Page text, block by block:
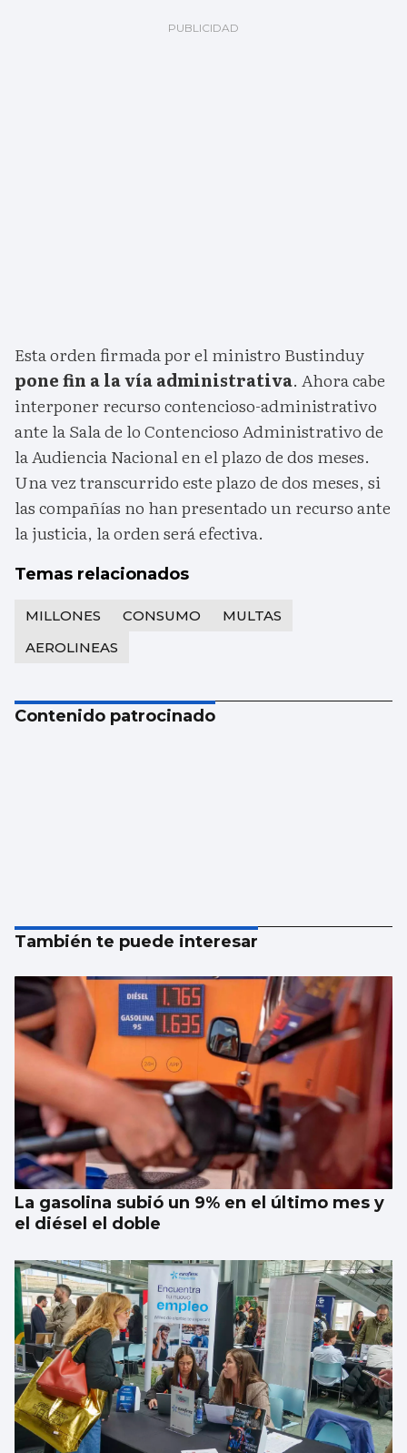
Esta orden firmada por el ministro Bustinduy
pone fin a la vía administrativa. Ahora cabe
interponer recurso contencioso-administrativo
ante la Sala de lo Contencioso Administrativo de
la Audiencia Nacional en el plazo de dos meses.
Una vez transcurrido este plazo de dos meses, si
las compañías no han presentado un recurso ante
la justicia, la orden será efectiva.
Temas relacionados
MILLONES CONSUMO
MULTAS
AEROLINEAS
Contenido patrocinado
También te puede interesar
La gasolina subió un 9% en el último mes y
el diésel el doble